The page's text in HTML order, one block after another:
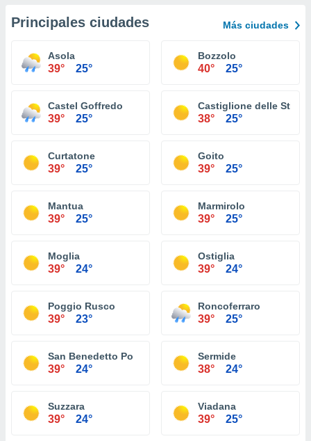
Principales ciudades Más ciudades
Asola
39° 25°
Bozzolo
40° 25°
Castel Goffredo
39° 25°
Castiglione delle
38° 25°
Curtatone
39° 25°
Goito
39° 25°
Mantua
39° 25°
Marmirolo
39° 25°
Moglia
39° 24°
Ostiglia
39° 24°
Poggio Rusco
39° 23°
Roncoferraro
39° 25°
San Benedetto Po
39° 24°
Sermide
38° 24°
Suzzara
39° 24°
Viadana
39° 25°